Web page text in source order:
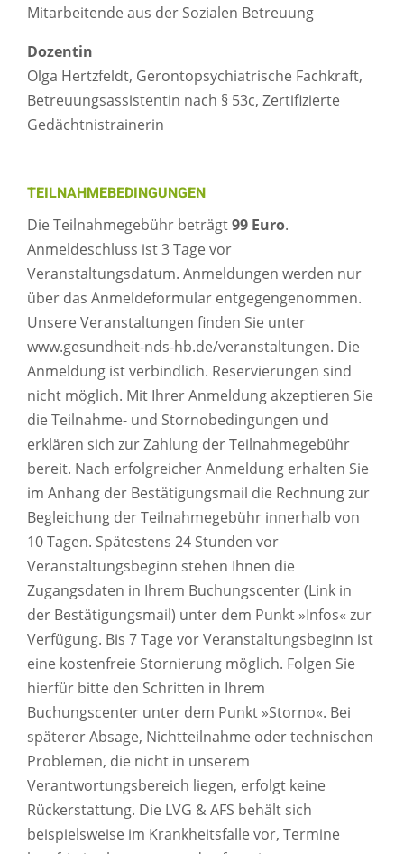
Mitarbeitende aus der Sozialen Betreuung
Dozentin
Olga Hertzfeldt, Gerontopsychiatrische Fachkraft,
Betreuungsassistentin nach § 53c, Zertifizierte
Gedächtnistrainerin
TEILNAHMEBEDINGUNGEN
Die Teilnahmegebühr beträgt99 Euro.
Anmeldeschluss ist 3 Tage vor
Veranstaltungsdatum. Anmeldungen werden nur
über das Anmeldeformular entgegengenommen.
Unsere Veranstaltungen finden Sie unter
www.gesundheit-nds-hb.de/veranstaltungen. Die
Anmeldung ist verbindlich. Reservierungen sind
nicht möglich. Mit Ihrer Anmeldung akzeptieren Sie
die Teilnahme- und Stornobedingungen und
erklären sich zur Zahlung der Teilnahmegebühr
bereit. Nach erfolgreicher Anmeldung erhalten Sie
im Anhang der Bestätigungsmail die Rechnung zur
Begleichung der Teilnahmegebühr innerhalb von
10 Tagen. Spätestens 24 Stunden vor
Veranstaltungsbeginn stehen Ihnen die
Zugangsdaten in Ihrem Buchungscenter (Link in
der Bestätigungsmail) unter dem Punkt »Infos« zur
Verfügung. Bis 7 Tage vor Veranstaltungsbeginn ist
eine kostenfreie Stornierung möglich. Folgen Sie
hierfür bitte den Schritten in Ihrem
Buchungscenter unter dem Punkt »Storno«. Bei
späterer Absage, Nichtteilnahme oder technischen
Problemen, die nicht in unserem
Verantwortungsbereich liegen, erfolgt keine
Rückerstattung. Die LVG & AFS behält sich
beispielsweise im Krankheitsfalle vor, Termine